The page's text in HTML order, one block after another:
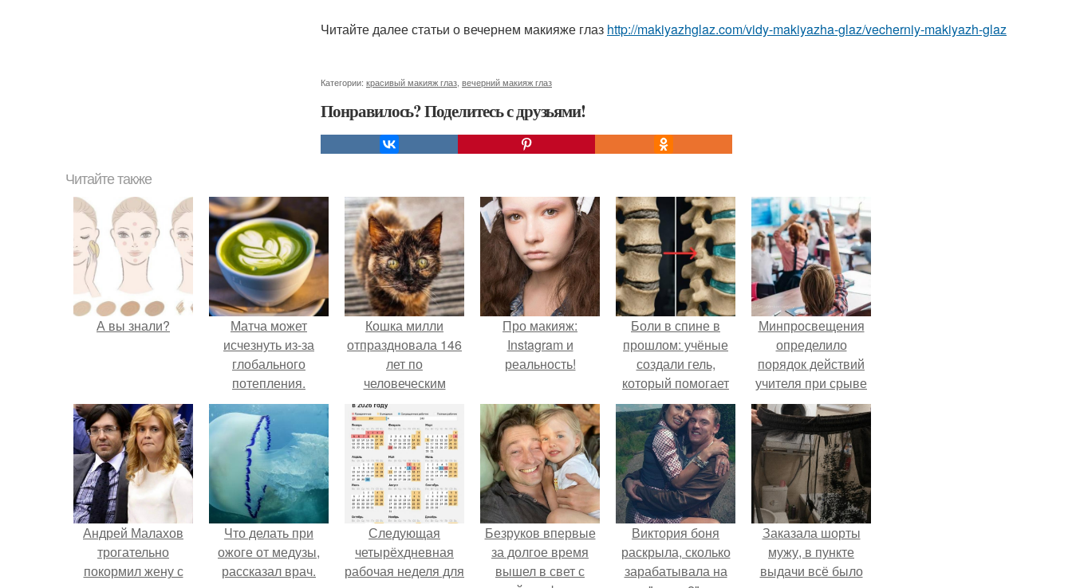
Читайте далее статьи о вечернем макияже глаз http://makiyazhglaz.com/vidy-makiyazha-glaz/vecherniy-makiyazh-glaz
Категории: красивый макияж глаз вечерний макияж глаз
Понравилось? Поделитесь с друзьями!
Читайте также
А вы знали?
Матча может
исчезнуть из-за
глобального
потепления.
Кошка милли
отпраздновала 146
лет по
человеческим
Меркам и
претендует на
звание самой
старой в мире.
Про макияж:
Instagram и
реальность!
Боли в спине в
прошлом: учёные
создали гель,
который помогает
восстанавливать
межпозвоночные
диски.
Минпросвещения
определило
порядок действий
учителя при срыве
урока.
Андрей Малахов
трогательно
покормил жену с
Что делать при
ожоге от медузы,
рассказал врач.
Следующая
четырёхдневная
рабочая неделя для
Безруков впервые
за долгое время
вышел в свет с
Виктория боня
раскрыла, сколько
зарабатывала на
Заказала шорты
мужу, в пункте
выдачи всё было